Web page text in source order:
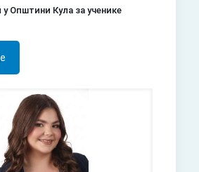
у Општини Кула за ученике